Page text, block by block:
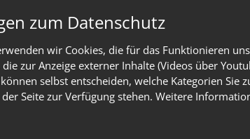
zum Datenschutz
wir Cookies, die für das Funktionieren
zur Anzeige externer Inhalte (Videos über
selbst entscheiden, welche Kategorien Sie
Seite zur Verfügung stehen. Weitere